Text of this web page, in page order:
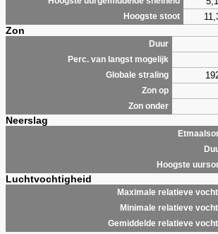
Hoogste stoot
Zon
Duur
Perc. van langst mogelijk
Globale straling
Zon op
Zon onder
Neerslag
Hoogste
Luchtvochtigheid
Maximale relatieve
Minimale relatieve
Gemiddelde relatieve